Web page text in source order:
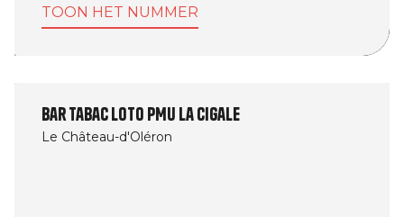
TOON HET NUMMER
Bar Tabac Loto PMU La Cigale
Le Château-d'Oléron